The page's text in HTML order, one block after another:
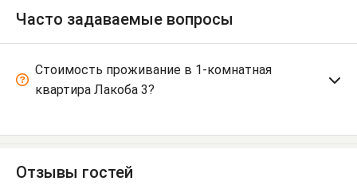
Часто задаваемые вопросы
Стоимость проживание в 1-комнатная
квартира Лакоба 3?
Отзывы гостей